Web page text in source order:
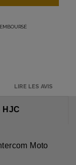
LIRE LES AVIS
HJC
Moto